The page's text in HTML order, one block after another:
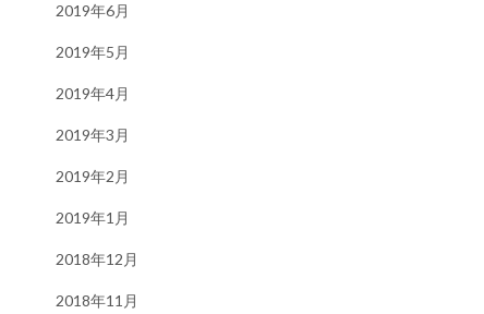
2019年6月
2019年5月
2019年4月
2019年3月
2019年2月
2019年1月
2018年12月
2018年11月